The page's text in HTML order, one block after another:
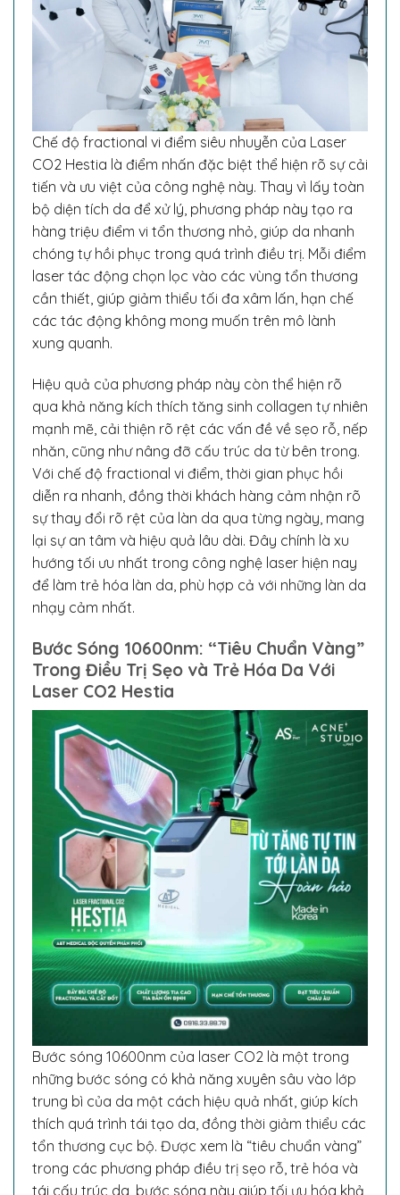
Chế độ fractional vi điểm siêu nhuyễn của Laser
CO2 Hestia là điểm nhấn đặc biệt thể hiện rõ sự cải
tiến và ưu việt của công nghệ này. Thay vì lấy toàn
bộ diện tích da để xử lý, phương pháp này tạo ra
hàng triệu điểm vi tổn thương nhỏ, giúp da nhanh
chóng tự hồi phục trong quá trình điều trị. Mỗi điểm
laser tác động chọn lọc vào các vùng tổn thương
cần thiết, giúp giảm thiểu tối đa xâm lấn, hạn chế
các tác động không mong muốn trên mô lành
xung quanh.
Hiệu quả của phương pháp này còn thể hiện rõ
qua khả năng kích thích tăng sinh collagen tự nhiên
mạnh mẽ, cải thiện rõ rệt các vấn đề về sẹo rỗ, nếp
nhăn, cũng như nâng đỡ cấu trúc da từ bên trong.
Với chế độ fractional vi điểm, thời gian phục hồi
diễn ra nhanh, đồng thời khách hàng cảm nhận rõ
sự thay đổi rõ rệt của làn da qua từng ngày, mang
lại sự an tâm và hiệu quả lâu dài. Đây chính là xu
hướng tối ưu nhất trong công nghệ laser hiện nay
để làm trẻ hóa làn da, phù hợp cả với những làn da
nhạy cảm nhất.
Bước Sóng 10600nm: “Tiêu Chuẩn Vàng”
Trong Điều Trị Sẹo và Trẻ Hóa Da Với
Laser CO2 Hestia
Bước sóng 10600nm của laser CO2 là một trong
những bước sóng có khả năng xuyên sâu vào lớp
trung bì của da một cách hiệu quả nhất, giúp kích
thích quá trình tái tạo da, đồng thời giảm thiểu các
tổn thương cục bộ. Được xem là “tiêu chuẩn vàng”
trong các phương pháp điều trị sẹo rỗ, trẻ hóa và
tái cấu trúc da, bước sóng này giúp tối ưu hóa khả